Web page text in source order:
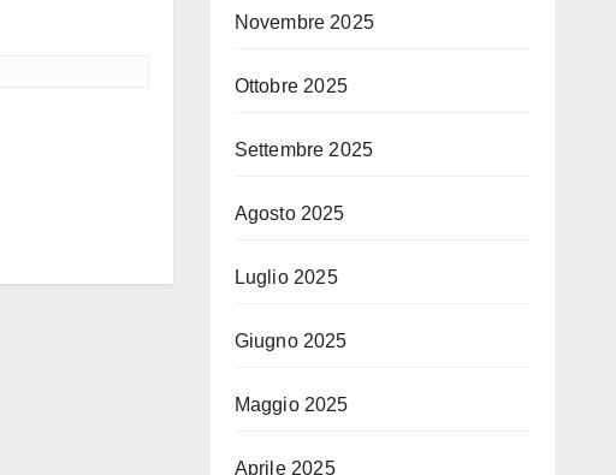
Novembre 2025
Ottobre 2025
Settembre 2025
Agosto 2025
Luglio 2025
Giugno 2025
Maggio 2025
Aprile 2025